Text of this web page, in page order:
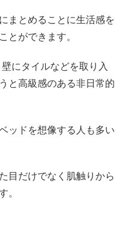
まとめることに生活感を
とができます。
にタイルなどを取り入
と高級感のある非日常的
ッドを想像する人も多い
目だけでなく肌触りから
。